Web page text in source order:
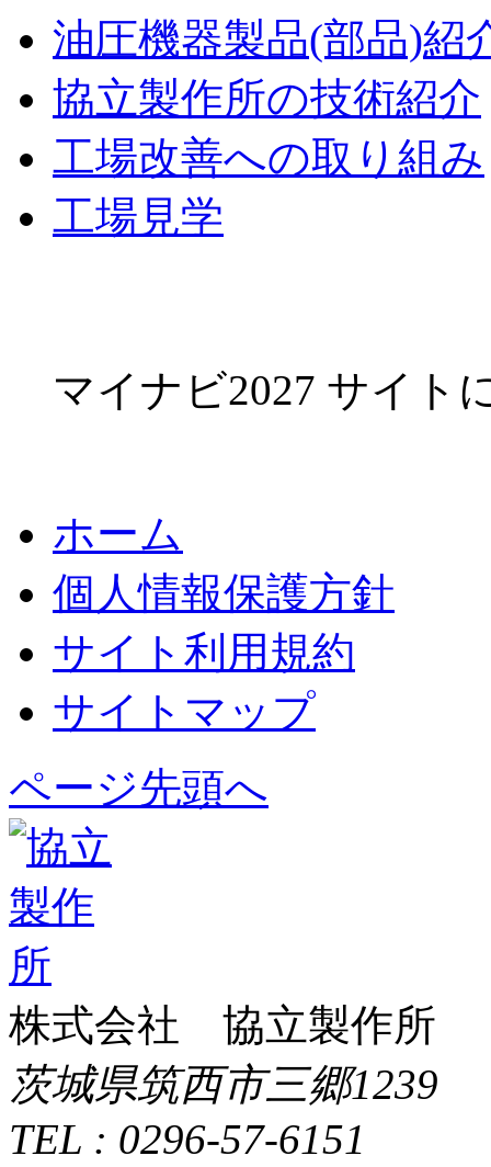
油圧機器製品(部品)紹
協立製作所の技術紹介
工場改善への取り組み
工場見学
マイナビ2027 サイト
ホーム
個人情報保護方針
サイト利用規約
サイトマップ
ページ先頭へ
株式会社 協立製作所
茨城県筑西市三郷1239
TEL : 0296-57-6151